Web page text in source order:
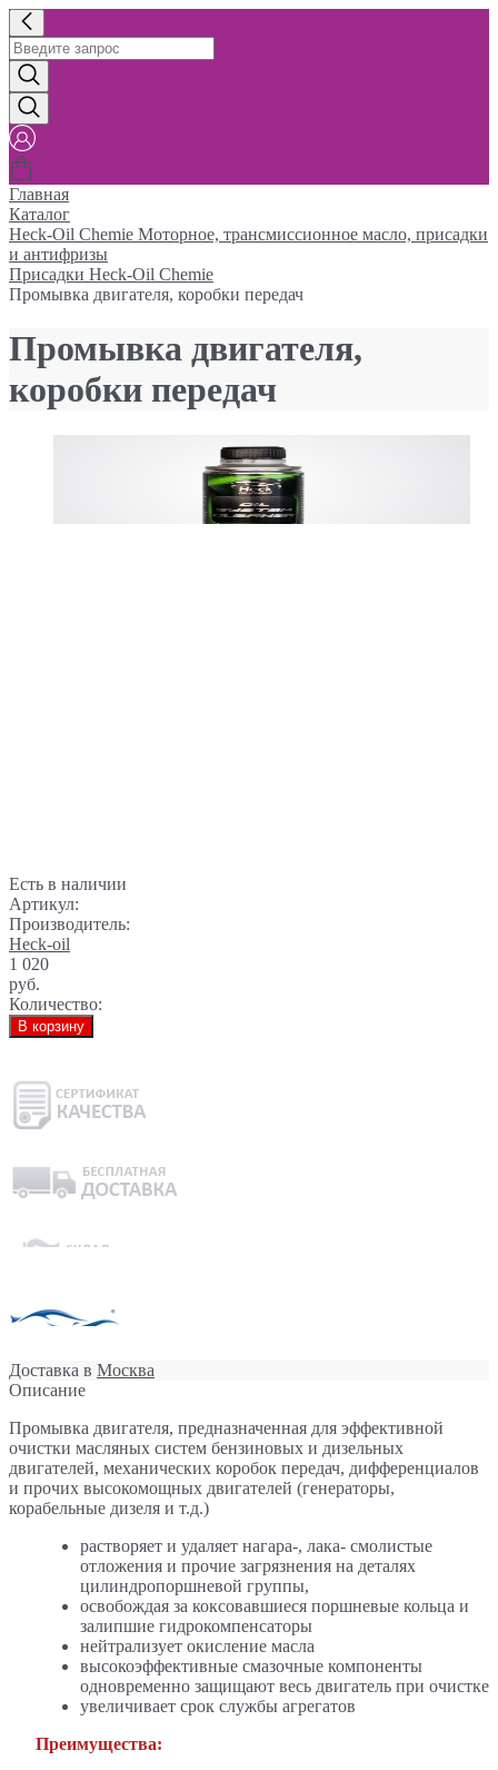
Главная
Каталог
Heck-Oil Chemie Моторное, трансмиссионное масло, присадки
и антифризы
Присадки Heck-Oil Chemie
Промывка двигателя, коробки передач
Промывка двигателя,
коробки передач
Есть в наличии
Артикул:
Производитель:
Heck-oil
1 020
руб.
Количество:
В корзину
Доставка в Москва
Описание
Промывка двигателя, предназначенная для эффективной
очистки масляных систем бензиновых и дизельных
двигателей, механических коробок передач, дифференциалов
и прочих высокомощных двигателей (генераторы,
корабельные дизеля и т.д.)
растворяет и удаляет нагара-, лака- смолистые
отложения и прочие загрязнения на деталях
цилиндропоршневой группы,
освобождая за коксовавшиеся поршневые кольца и
залипшие гидрокомпенсаторы
нейтрализует окисление масла
высокоэффективные смазочные компоненты
одновременно защищают весь двигатель при очистке
увеличивает срок службы агрегатов
Преимущества: